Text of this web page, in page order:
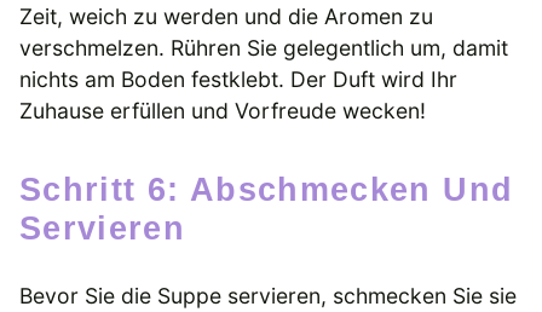
Zeit, weich zu werden und die Aromen zu
verschmelzen. Rühren Sie gelegentlich um, damit
nichts am Boden festklebt. Der Duft wird Ihr
Zuhause erfüllen und Vorfreude wecken!
Schritt 6: Abschmecken Und
Servieren
Bevor Sie die Suppe servieren, schmecken Sie sie